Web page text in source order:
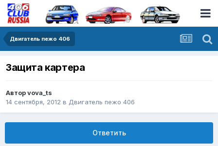
Двигатель пежо 406
Защита картера
Авторvova_ts
14 сентября, 2012 в Двигатель пежо 406
Ответить